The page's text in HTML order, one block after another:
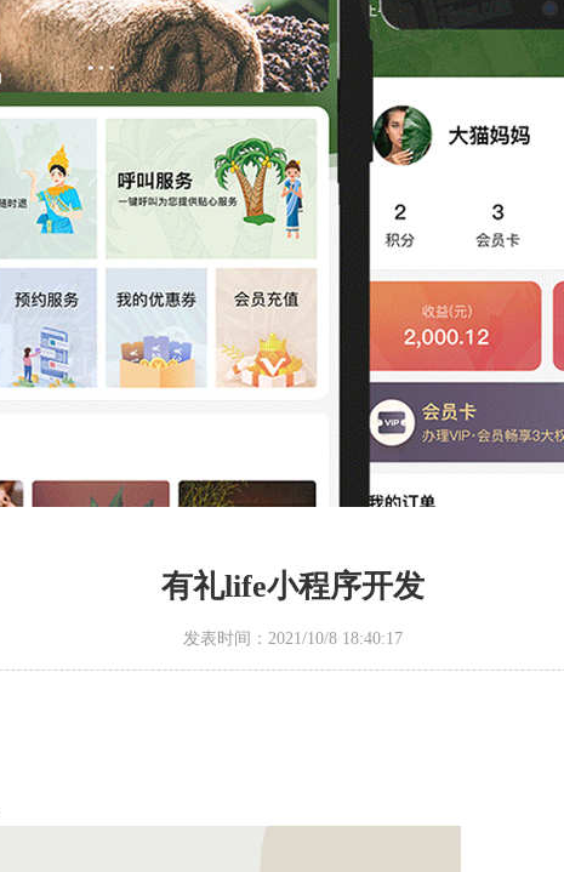
有礼life小程序开发
发表时间：2021/10/8 18:40:17